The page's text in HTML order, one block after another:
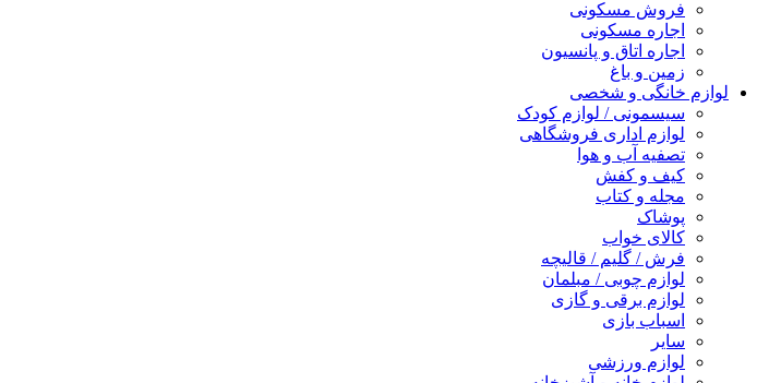
فروش مسکونی
اجاره مسکونی
اجاره اتاق و پانسیون
زمین و باغ
لوازم خانگی و شخصی
سیسمونی / لوازم کودک
لوازم اداری فروشگاهی
تصفیه آب و هوا
کیف و کفش
مجله و کتاب
پوشاک
کالای خواب
فرش / گلیم / قالیچه
لوازم چوبی / مبلمان
لوازم برقی و گازی
اسباب بازی
سایر
لوازم ورزشی